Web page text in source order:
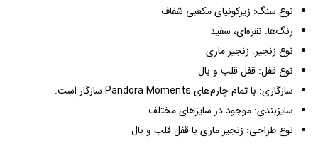
نوع سنگ: زیرکونیای مکعبی شفاف
رنگ‌ها: نقره‌ای، سفید
نوع زنجیر: زنجیر ماری
نوع قفل: قفل قلب و بال
سازگاری: با تمام چارم‌های Pandora Moments سازگار است.
سایزبندی: موجود در سایزهای مختلف
نوع طراحی: زنجیر ماری با قفل قلب و بال